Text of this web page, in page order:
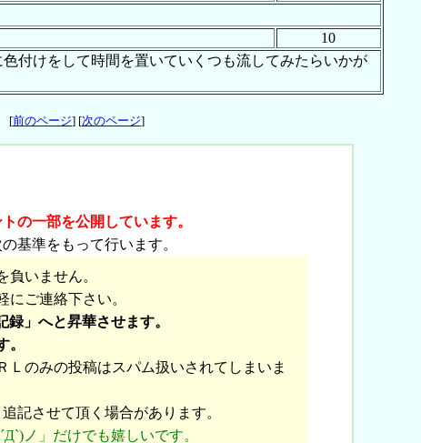
10
付けをして時間を置いていくつも流してみたらいかが
[前のページ] [次のページ]
の一部を公開しています。
基準をもって行います。
いません。
にご連絡下さい。
」へと昇華させます。
のみの投稿はスパム扱いされてしまいま
記させて頂く場合があります。
ノ」だけでも嬉しいです。